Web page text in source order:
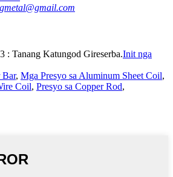
: Tanang Katungod Gireserba.Init nga
Bar, Mga Presyo sa Aluminum Sheet Coil,
Coil, Presyo sa Copper Rod,